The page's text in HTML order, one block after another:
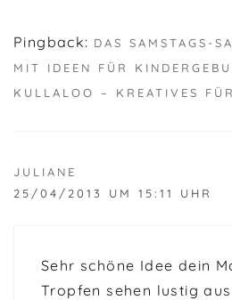
Pingback: DAS SAMSTAGS-
MIT IDEEN FÜR
KULLALOO – KREATIVES
JULIANE
25/04/2013 UM 15:11 UHR
Sehr schöne Idee dein
Tropfen sehen lustig